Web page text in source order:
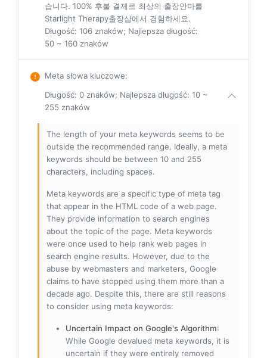
습니다. 100% 후불 결제로 최상의 출장안마를
Starlight Therapy출장샵에서 경험하세요.
Długość: 106 znaków; Najlepsza długość:
50 ~ 160 znaków
Meta słowa kluczowe:
Długość: 0 znaków; Najlepsza długość: 10 ~
255 znaków
The length of your meta keywords seems to be
outside the recommended range. Ideally, a meta
keywords should be between 10 and 255
characters, including spaces.
Meta keywords are a specific type of meta tag
that appear in the HTML code of a web page.
They provide information to search engines
about the topic of the page. Meta keywords
were once used to help rank web pages in
search engine results. However, due to the
abuse by webmasters and marketers, Google
claims to have stopped using them more than a
decade ago. Despite this, there are still reasons
to consider using meta keywords:
Uncertain Impact on Google's Algorithm:
While Google devalued meta keywords, it is
uncertain if they were entirely removed